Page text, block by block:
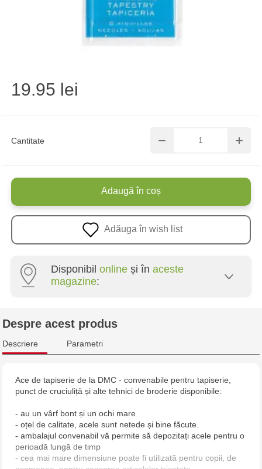
Cantitate
19.95 lei
Adaugă în coș
Adăuga în wish list
Disponibil online și în aceste
magazine:
Crafti Botanica - bd. Decebal, 139
Crafti Buiucani - str. Alba Iulia, 77/18
Crafti Ciocana - str. Alecu Russo, 61/6
Crafti Riscani - bd. Moscova, 2
Despre acest produs
Descriere Parametri
Ace de tapiserie de la DMC - convenabile pentru tapiserie,
punct de cruciuliță și alte tehnici de broderie disponibile:
- au un vârf bont și un ochi mare
- oțel de calitate, acele sunt netede și bine făcute.
- ambalajul convenabil vă permite să depozitați acele pentru o
perioadă lungă de timp
- cea mai mare dimensiune poate fi utilizată pentru copii, de